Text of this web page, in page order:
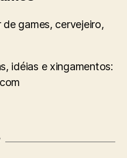
games, cervejeiro,
idéias e xingamentos: